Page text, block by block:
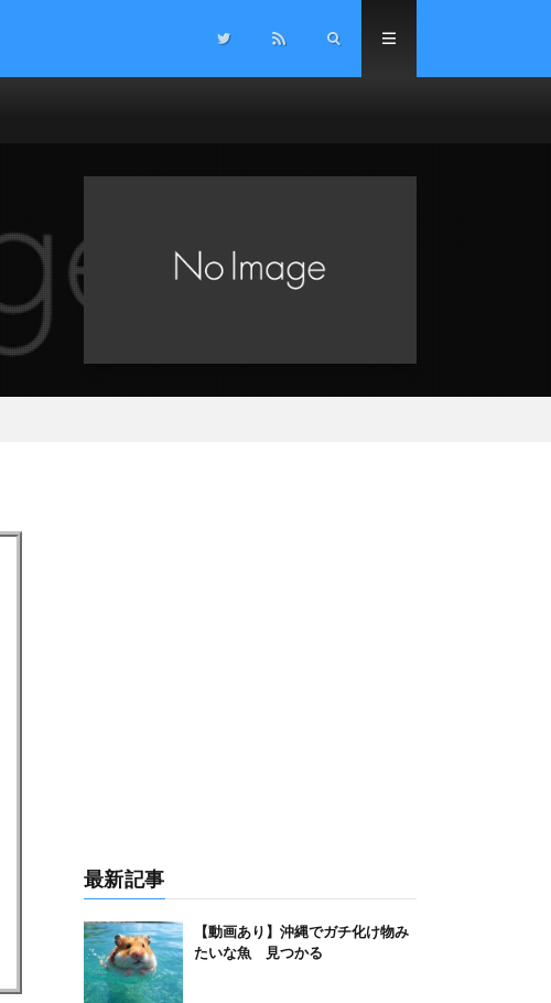
最新記事
【動画あり】沖縄でガチ化け物み
たいな魚 見つかる